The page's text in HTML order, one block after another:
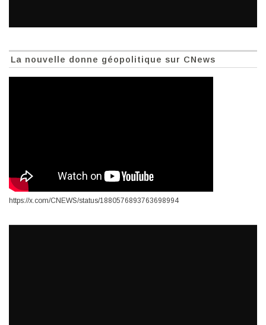
La nouvelle donne géopolitique sur CNews
https://x.com/CNEWS/status/1880576893763698994